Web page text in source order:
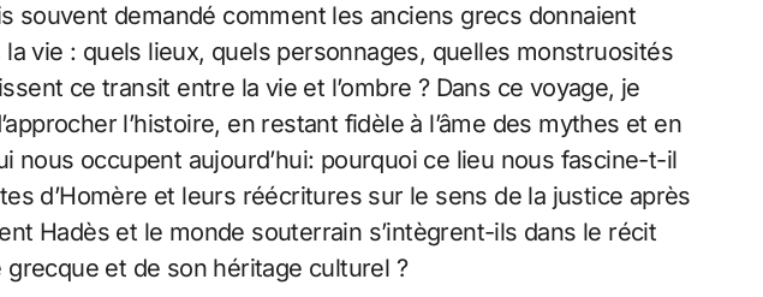
souvent demandé comment les anciens grecs donnaient
vie : quels lieux, quels personnages, quelles monstruosités
ce transit entre la vie et l’ombre ? Dans ce voyage, je
l’histoire, en restant fidèle à l’âme des mythes et en
nous occupent aujourd’hui: pourquoi ce lieu nous fascine-t-il
d’Homère et leurs réécritures sur le sens de la justice après
Hadès et le monde souterrain s’intègrent-ils dans le récit
et de son héritage culturel ?